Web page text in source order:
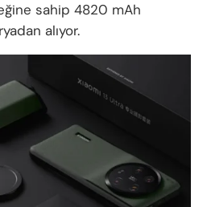
sahip 4820 mAh
alıyor.